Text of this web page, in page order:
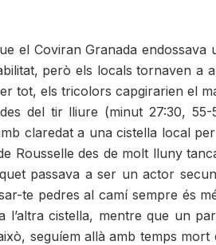
el Coviran Granada endossava
però els locals tornaven a
tot, els tricolors capgirarien el
del tir lliure (minut 27:30,
claredat a una cistella local
Rousselle des de molt lluny
passava a ser un actor
te pedres al camí sempre és
cistella, mentre que un
seguíem allà amb temps mort